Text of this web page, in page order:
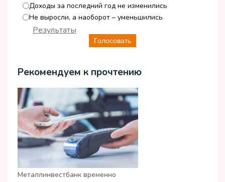
Доходы за последний год не изменились
Не выросли, а наоборот – уменьшились
Голосовать
Результаты
Рекомендуем к прочтению
Металлинвестбанк временно